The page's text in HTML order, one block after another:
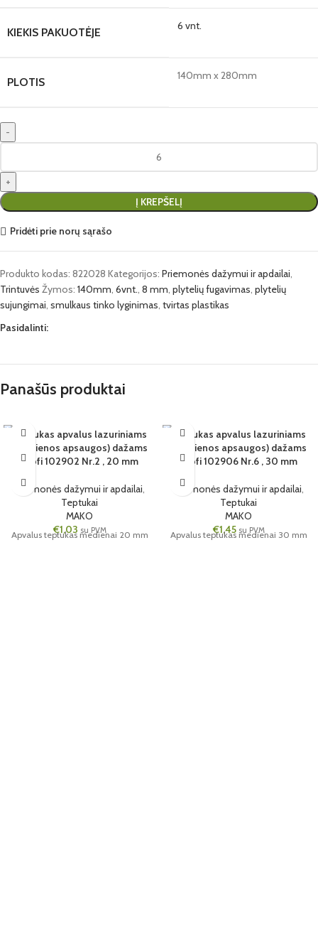
KIEKIS PAKUOTĖJE 6 vnt.
PLOTIS 140mm x 280mm
Į KREPŠELĮ
Pridėti prie norų sąrašo
Produkto kodas: 822028 Kategorijos: Priemonės dažymui ir apdailai
Trintuvės Žymos: 140mm 6vnt. 8 mm plytelių fugavimas plytelių
sujungimai smulkaus tinko lyginimas tvirtas plastikas
Pasidalinti:
Panašūs produktai
20MM
Teptukas apvalus lazuriniams
(medienos apsaugos) dažams
Profi 102902 Nr.2 , 20 mm
Priemonės dažymui ir apdailai
Teptukai
MAKO
€1,03 su PVM
Apvalus teptukas medienai 20 mm
30MM
Teptukas apvalus lazuriniams
(medienos apsaugos) dažams
Profi 102906 Nr.6 , 30 mm
Priemonės dažymui ir apdailai
Teptukai
MAKO
€1,45 su PVM
Apvalus teptukas medienai 30 mm